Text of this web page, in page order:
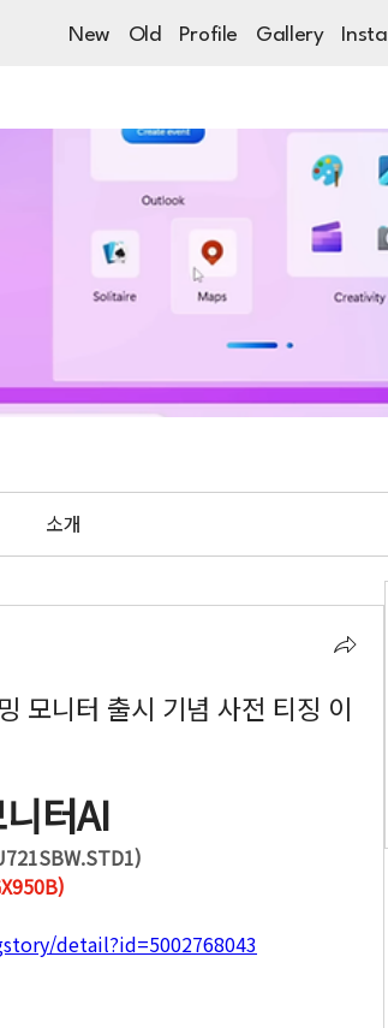
New Old Profile Gallery Insta
소개
모니터 출시 기념 사전 티징 이
터AI
detail?id=5002768043